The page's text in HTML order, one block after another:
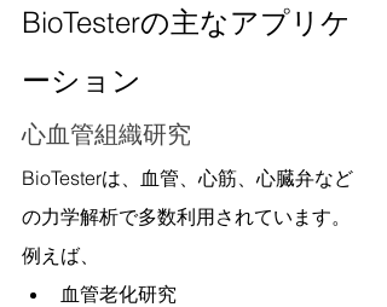
BioTesterの主なアプリケ
ーション
心血管組織研究
BioTesterは、血管、心筋、心臓弁など
の力学解析で多数利用されています。
例えば、
血管老化研究